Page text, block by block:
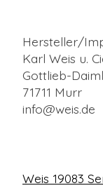
Hersteller/
Karl Weis u.
Gottlieb-
71711 Murr
info@weis.de
Weis 19083